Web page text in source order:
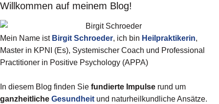
Willkommen auf meinem Blog!
Mein Name ist Birgit Schroeder, ich bin Heilpraktikerin,
Master in KPNI (Es), Systemischer Coach und Professional
Practitioner in Positive Psychology (APPA)
In diesem Blog finden Sie fundierte Impulse rund um
ganzheitliche Gesundheit und naturheilkundliche Ansätze.